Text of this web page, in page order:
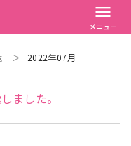
menu
メニュー
＞ 2022年07月
ました。